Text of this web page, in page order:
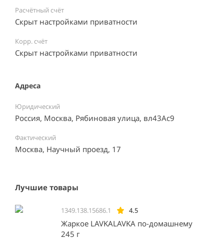
Расчётный счёт
Скрыт настройками приватности
Корр. счёт
Скрыт настройками приватности
Адреса
Юридический
Россия, Москва, Рябиновая улица, вл43Ас9
Фактический
Москва, Научный проезд, 17
Лучшие товары
1349.138.15686.1 4.5
Жаркое LAVKALAVKA по-домашнему
245 г